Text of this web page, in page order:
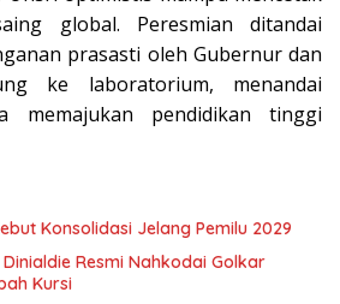
global. Peresmian ditandai
prasasti oleh Gubernur dan
ke laboratorium, menandai
memajukan pendidikan tinggi
Konsolidasi Jelang Pemilu 2029
Resmi Nahkodai Golkar
Kursi